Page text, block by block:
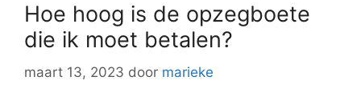
Hoe hoog is de opzegboete
die ik moet betalen?
maart 13, 2023 door marieke